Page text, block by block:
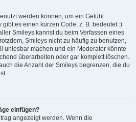
werden können, um ein Gefühl
es einen kurzen Code, z. B. bedeutet :)
Smileys kannst du beim Verfassen eines
Smileys nicht zu häufig zu benutzen,
unlesbar machen und ein Moderator könnte
überarbeiten oder gar komplett löschen.
die Anzahl der Smileys begrenzen, die du
einfügen?
angezeigt werden. Wenn die